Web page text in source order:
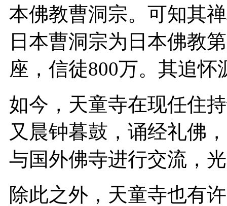
本佛教曹洞宗。可知其
日本曹洞宗为日本佛教
座，信徒800万。其追
如今，天童寺在现任住
又晨钟暮鼓，诵经礼佛
与国外佛寺进行交流，
除此之外，天童寺也有